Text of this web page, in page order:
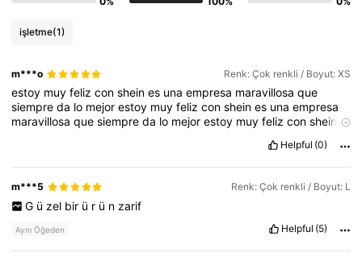
işletme(1)
m***o Renk: Çok renkli / Boyut: XS
estoy muyfelizconsheines unaempresa maravillosaque
siempreda lo mejorestoy muyfelizconsheines unaempresa
maravillosaquesiempreda lo mejorestoy muyfelizconshein
siempredalo
mejor
Helpful (0)
m***5 Renk: Çok renkli / Boyut: L
G ü zel bir ü r ü n zarif
Aynı Öğeden Helpful (5)